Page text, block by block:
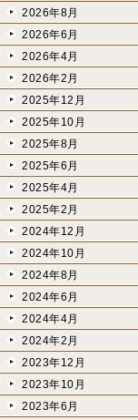
2026年8月
2026年6月
2026年4月
2026年2月
2025年12月
2025年10月
2025年8月
2025年6月
2025年4月
2025年2月
2024年12月
2024年10月
2024年8月
2024年6月
2024年4月
2024年2月
2023年12月
2023年10月
2023年6月